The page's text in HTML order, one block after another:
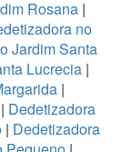
Rosana |
no
Jardim Santa
Lucrecia|
|
| Dedetizadora
| Dedetizadora